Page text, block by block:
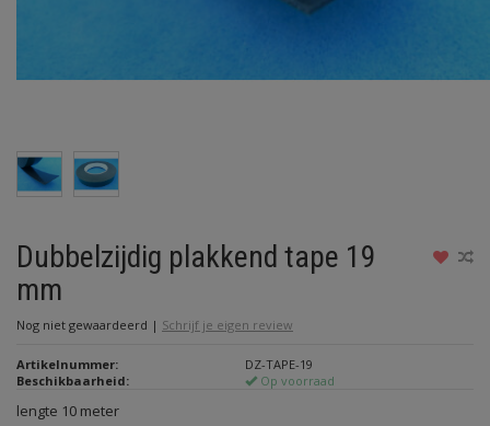
Dubbelzijdig plakkend tape 19
mm
Nog niet gewaardeerd | Schrijf je eigen review
Artikelnummer:
DZ-TAPE-19
Beschikbaarheid:
Op voorraad
lengte 10 meter